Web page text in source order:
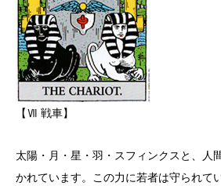
【Ⅶ 戦車】
太陽・月・星・羽・スフィンクスと、人
かれています。この力に若者は守られて